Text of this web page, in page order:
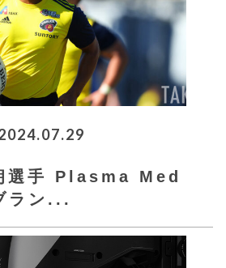
選手 Plasma Med
ラン...